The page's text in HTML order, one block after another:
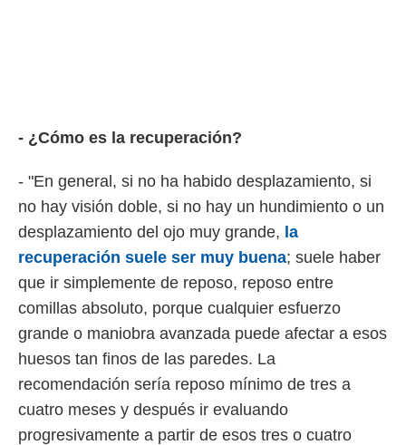
- ¿Cómo es la recuperación?
- "En general, si no ha habido desplazamiento, si
no hay visión doble, si no hay un hundimiento o un
desplazamiento del ojo muy grande, la
recuperación suele ser muy buena; suele haber
que ir simplemente de reposo, reposo entre
comillas absoluto, porque cualquier esfuerzo
grande o maniobra avanzada puede afectar a esos
huesos tan finos de las paredes. La
recomendación sería reposo mínimo de tres a
cuatro meses y después ir evaluando
progresivamente a partir de esos tres o cuatro